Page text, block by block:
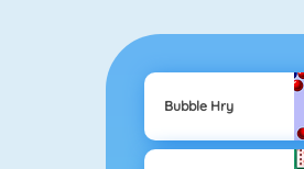
Bubble Hry